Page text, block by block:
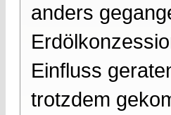
anders
Einfluss
trotzdem